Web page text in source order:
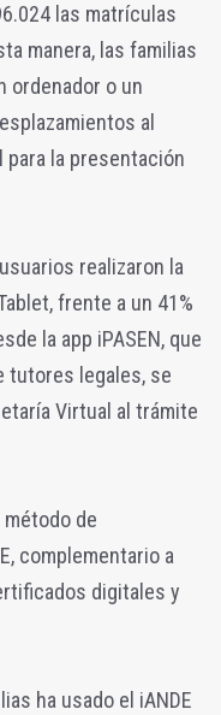
las matrículas
manera, las familias
ordenador o un
al
la presentación
realizaron la
frente a un 41%
la app iPASEN, que
tutores legales, se
Virtual al trámite
de
complementario a
digitales y
ha usado el iANDE